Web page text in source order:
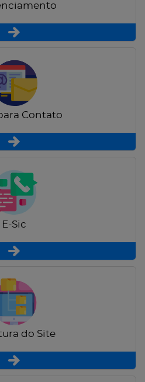
Contato
E-Sic
do Site